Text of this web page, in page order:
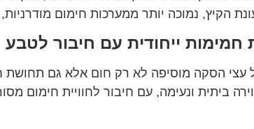
הקיץ, נמוכה יותר ממערכות חימום
חמימות ייחודית עם חיבור לטבע
עצי הסקה מוסיפה לא רק חום אלא גם תחושת
ביתית ונעימה, עם חיבור לחוויית חימום